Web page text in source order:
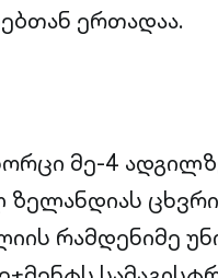
ერთადაა.
მე-4
ზელანდიას
რამდენიმე